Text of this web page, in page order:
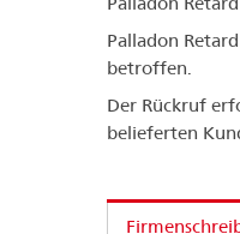
Palladon
betroffen.
Der Rückruf
belieferten